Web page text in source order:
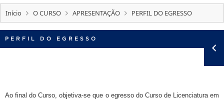
Canais
CONCURSOS
INTERNACIONAL
Início O CURSO APRESENTAÇÃO PERFIL DO EGRESSO
PERFIL DO EGRESSO
Ao final do Curso, objetiva-se que o egresso do Curso de Licenciatura em